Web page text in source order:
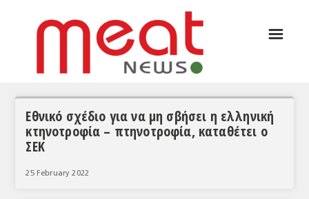
ΣΥΝΕΝΤΕΥΞΕΙΣ
☰
Εθνικό σχέδιο για να μη σβήσει η ελληνική
κτηνοτροφία – πτηνοτροφία, καταθέτει ο
ΣΕΚ
25 February 2022